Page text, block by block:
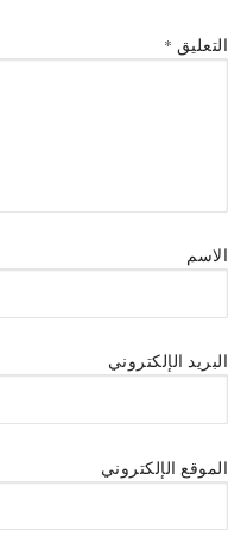
التعليق *
الاسم
البريد الإلكتروني
الموقع الإلكتروني